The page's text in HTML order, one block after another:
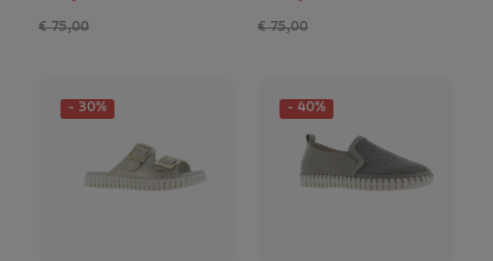
€ 75,00 € 75,00
- 30% - 40%